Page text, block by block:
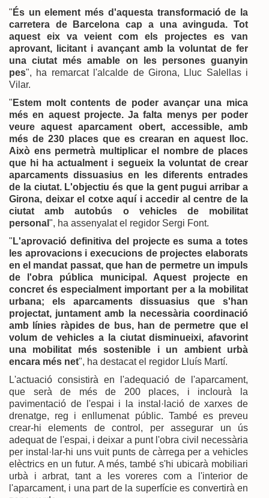
" És un element més d'aquesta transformació de la
carretera de Barcelona cap a una avinguda. Tot
aquest eix va veient com els projectes es van
aprovant, licitant i avançant amb la voluntat de fer
una ciutat més amable on les persones guanyin
pes", ha remarcat l'alcalde de Girona, Lluc Salellas i
Vilar.
" Estem molt contents de poder avançar una mica
més en aquest projecte. Ja falta menys per poder
veure aquest aparcament obert, accessible, amb
més de 230 places que es crearan en aquest lloc.
Això ens permetrà multiplicar el nombre de places
que hi ha actualment i segueix la voluntat de crear
aparcaments dissuasius en les diferents entrades
de la ciutat. L'objectiu és que la gent pugui arribar a
Girona, deixar el cotxe aquí i accedir al centre de la
ciutat amb autobús o vehicles de mobilitat
personal ", ha assenyalat el regidor Sergi Font.
" L'aprovació definitiva del projecte es suma a totes
les aprovacions i execucions de projectes elaborats
en el mandat passat, que han de permetre un impuls
de l'obra pública municipal. Aquest projecte en
concret és especialment important per a la mobilitat
urbana; els aparcaments dissuasius que s'han
projectat, juntament amb la necessària coordinació
amb línies ràpides de bus, han de permetre que el
volum de vehicles a la ciutat disminueixi, afavorint
una mobilitat més sostenible i un ambient urbà
encara més net", ha destacat el regidor Lluís Martí.
L'actuació consistirà en l'adequació de l'aparcament,
que serà de més de 200 places, i inclourà la
pavimentació de l'espai i la instal·lació de xarxes de
drenatge, reg i enllumenat públic. També es preveu
crear-hi elements de control, per assegurar un ús
adequat de l'espai, i deixar a punt l'obra civil necessària
per instal·lar-hi uns vuit punts de càrrega per a vehicles
elèctrics en un futur. A més, també s'hi ubicarà mobiliari
urbà i arbrat, tant a les voreres com a l'interior de
l'aparcament, i una part de la superfície es convertirà en